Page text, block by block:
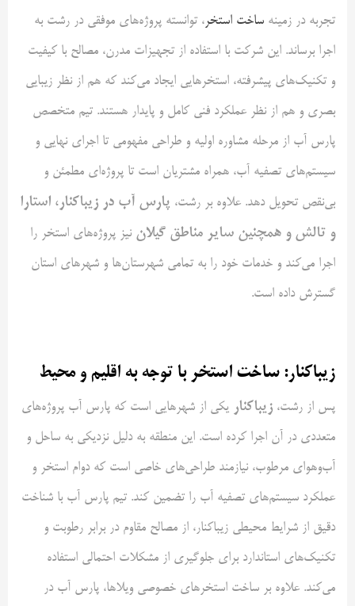
تجربه در زمینه ساخت استخر، توانسته پروژه‌های موفقی در رشت به
اجرا برساند. این شرکت با استفاده از تجهیزات مدرن، مصالح با کیفیت
و تکنیک‌های پیشرفته، استخرهایی ایجاد می‌کند که هم از نظر زیبایی
بصری و هم از نظر عملکرد فنی کامل و پایدار هستند. تیم متخصص
پارس آب از مرحله مشاوره اولیه و طراحی مفهومی تا اجرای نهایی و
سیستم‌های تصفیه آب، همراه مشتریان است تا پروژه‌ای مطمئن و
بی‌نقص تحویل دهد. علاوه بر رشت، پارس آب در زیباکنار، استارا
و تالش و همچنین سایر مناطق گیلان نیز پروژه‌های استخر را
اجرا می‌کند و خدمات خود را به تمامی شهرستان‌ها و شهرهای استان
گسترش داده است.
زیباکنار: ساخت استخر با توجه به اقلیم و محیط
پس از رشت، زیباکنار یکی از شهرهایی است که پارس آب پروژه‌های
متعددی در آن اجرا کرده است. این منطقه به دلیل نزدیکی به ساحل و
آب‌وهوای مرطوب، نیازمند طراحی‌های خاصی است که دوام استخر و
عملکرد سیستم‌های تصفیه آب را تضمین کند. تیم پارس آب با شناخت
دقیق از شرایط محیطی زیباکنار، از مصالح مقاوم در برابر رطوبت و
تکنیک‌های استاندارد برای جلوگیری از مشکلات احتمالی استفاده
می‌کند. علاوه بر ساخت استخرهای خصوصی ویلاها، پارس آب در